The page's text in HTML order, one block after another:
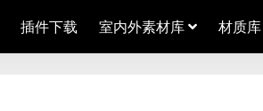
插件下载 室内外素材库 材质库